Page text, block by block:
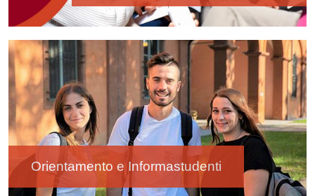
Image
Orientamento e Informastudenti